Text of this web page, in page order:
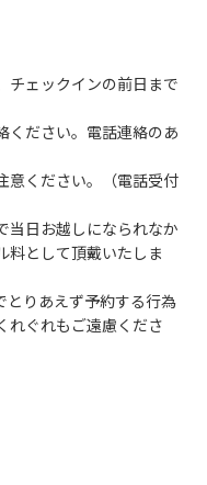
せん。高校生以上の方
。）の使用は、事前に
き、正午からです。
予約をお願いします。
てください。午後3
したら管理棟にて手
お越しの方は、翌朝
は、駐車場にとめてく
（日帰り使用の場合は
続きを行っていない
きを行ってくださ
ンに出してください。
チェックインの前日まで
ください。電話連絡のあ
意ください。（電話受付
当日お越しになられなか
料として頂戴いたしま
とりあえず予約する行為
れぐれもご遠慮くださ